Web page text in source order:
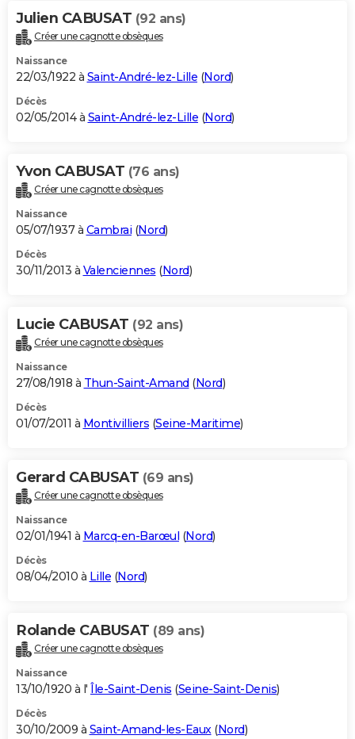
Julien CABUSAT (92 ans)
Créer une cagnotte obsèques
Naissance
22/03/1922 à Saint-André-lez-Lille (Nord)
Décès
02/05/2014 à Saint-André-lez-Lille (Nord)
Yvon CABUSAT (76 ans)
Créer une cagnotte obsèques
Naissance
05/07/1937 à Cambrai (Nord)
Décès
30/11/2013 à Valenciennes (Nord)
Lucie CABUSAT (92 ans)
Créer une cagnotte obsèques
Naissance
27/08/1918 à Thun-Saint-Amand (Nord)
Décès
01/07/2011 à Montivilliers (Seine-Maritime)
Gerard CABUSAT (69 ans)
Créer une cagnotte obsèques
Naissance
02/01/1941 à Marcq-en-Barœul (Nord)
Décès
08/04/2010 à Lille (Nord)
Rolande CABUSAT (89 ans)
Créer une cagnotte obsèques
Naissance
13/10/1920 à l' Île-Saint-Denis (Seine-Saint-Denis)
Décès
30/10/2009 à Saint-Amand-les-Eaux(Nord)